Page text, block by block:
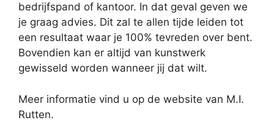
bedrijfspand of kantoor. In dat geval geven we
je graag advies. Dit zal te allen tijde leiden tot
een resultaat waar je 100% tevreden over bent.
Bovendien kan er altijd van kunstwerk
gewisseld worden wanneer jij dat wilt.
Meer informatie vind u op de website van M.I.
Rutten.